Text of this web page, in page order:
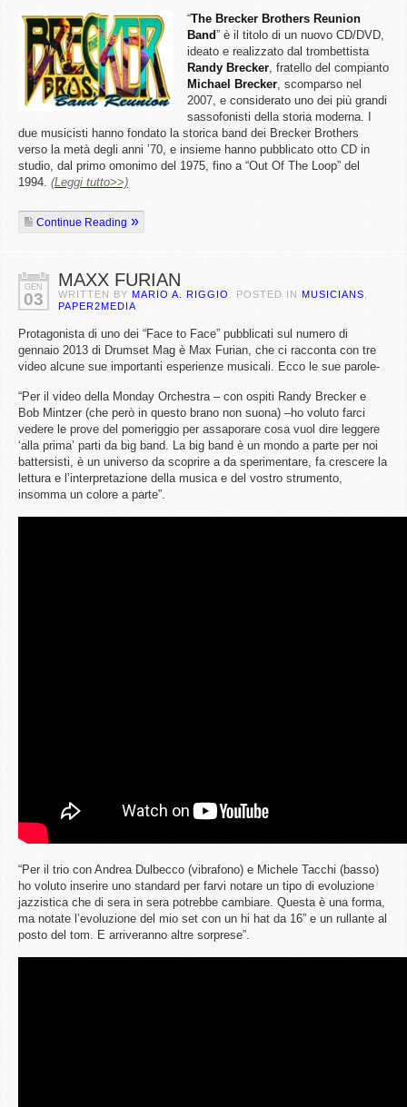
“The Brecker Brothers Reunion
Band” è il titolo di un nuovo CD/DVD,
ideato e realizzato dal trombettista
Randy Brecker, fratello del compianto
Michael
Brecker, scomparso nel
2007, e considerato uno dei più grandi
sassofonisti della storia moderna. I
due musicisti hanno fondato la storica band dei Brecker Brothers
verso la metà degli anni ’70, e insieme hanno pubblicato otto CD in
studio, dal primo omonimo del 1975, fino a “Out Of The Loop” del
1994. (Leggi tutto>>)
Continue Reading
GEN
03
MAXX FURIAN
WRITTEN BY MARIO A. RIGGIO . POSTED IN MUSICIANS
PAPER2MEDIA
Protagonista di uno dei “Face to Face” pubblicati sul numero di
gennaio 2013 di Drumset Mag è Max Furian, che ci racconta con tre
video alcune sue importanti esperienze musicali. Ecco le sue parole-
“Per il video della Monday Orchestra – con ospiti Randy Brecker e
Bob Mintzer (che però in questo brano non suona) –ho voluto farci
vedere le prove del pomeriggio per assaporare cosa vuol dire leggere
‘alla prima’ parti da big band. La big band è un mondo a parte per noi
battersisti, è un universo da scoprire a da sperimentare, fa crescere la
lettura e l’interpretazione della musica e del vostro strumento,
insomma un colore a parte”.
“Per il trio con Andrea Dulbecco (vibrafono) e Michele Tacchi (basso)
ho voluto inserire uno standard per farvi notare un tipo di evoluzione
jazzistica che di sera in sera potrebbe cambiare. Questa è una forma,
ma notate l’evoluzione del mio set con un hi hat da 16” e un rullante al
posto del tom. E arriveranno altre sorprese”.